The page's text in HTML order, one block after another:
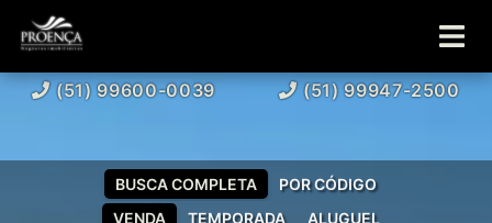
(51) 99600-0039 (51) 99947-2500
VENDA TEMPORADA ALUGUEL
BUSCA COMPLETA POR CÓDIGO